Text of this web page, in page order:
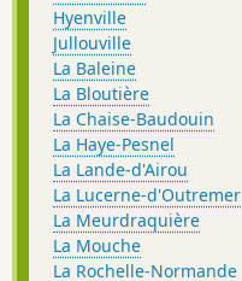
Hyenville
Jullouville
La Baleine
La Bloutière
La Chaise-Baudouin
La Haye-Pesnel
La Lande-d'Airou
La Lucerne-d'Outremer
La Meurdraquière
La Mouche
La Rochelle-Normande